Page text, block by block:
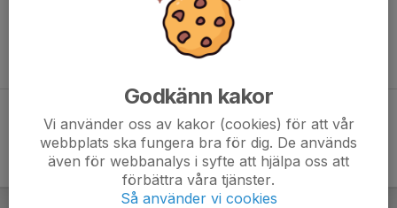
automatiskt på denna sida
Godkänn kakor
Vi använder oss av kakor (cookies) för att vår
webbplats ska fungera bra för dig. De används
även för webbanalys i syfte att hjälpa oss att
förbättra våra tjänster.
Så använder vi cookies